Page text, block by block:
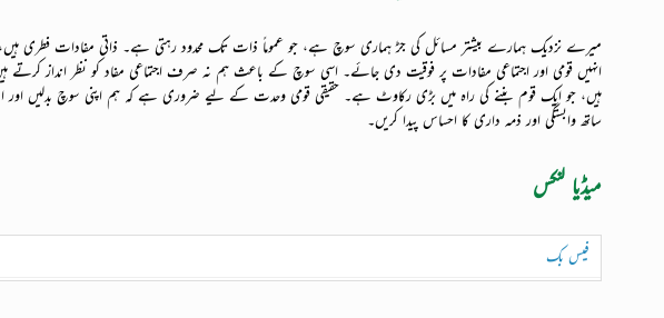
میرے نزدیک ہمارے بیشتر مسائل کی جڑ ہماری سوچ ہے، جو عموماً ذات تک محدود رہتی ہے۔ ذاتی مفادات فطری
انہیں قومی اور اجتماعی مفادات پر فوقیت دی جائے۔ اسی سوچ کے باعث ہم نہ صرف اجتماعی مفاد کو نظر انداز کرتے
ہیں، جو ایک قوم بننے کی راہ میں بڑی رکاوٹ ہے۔ حقیقی قومی وحدت کے لیے ضروری ہے کہ ہم اپنی سوچ بدلیں
ساتھ وابستگی اور ذمہ داری کا احساس پیدا کریں۔
میڈیا لنکس
ہم سب۔